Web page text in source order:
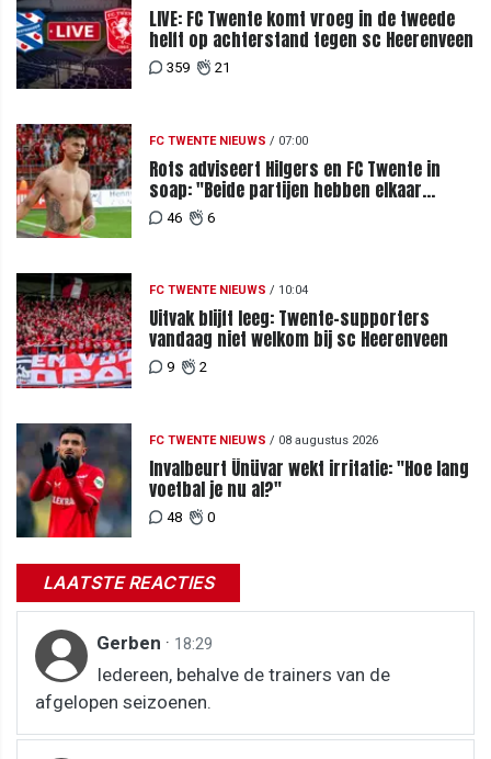
LIVE: FC Twente komt vroeg in de tweede
helft op achterstand tegen sc Heerenveen
359 21
FC TWENTE NIEUWS / 07:00
Rots adviseert Hilgers en FC Twente in
soap: "Beide partijen hebben elkaar
teleurgesteld"
46 6
FC TWENTE NIEUWS / 10:04
Uitvak blijft leeg: Twente-supporters
vandaag niet welkom bij sc Heerenveen
9 2
FC TWENTE NIEUWS / 08 augustus 2026
Invalbeurt Ünüvar wekt irritatie: "Hoe lang
voetbal je nu al?"
48 0
LAATSTE REACTIES
Gerben · 18:29
Iedereen, behalve de trainers van de
afgelopen seizoenen.